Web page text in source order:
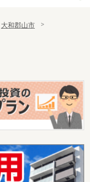
大和郡山市